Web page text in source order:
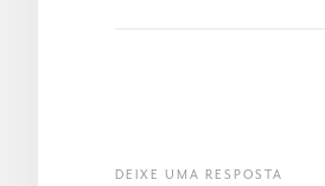
DEIXE UMA RESPOSTA